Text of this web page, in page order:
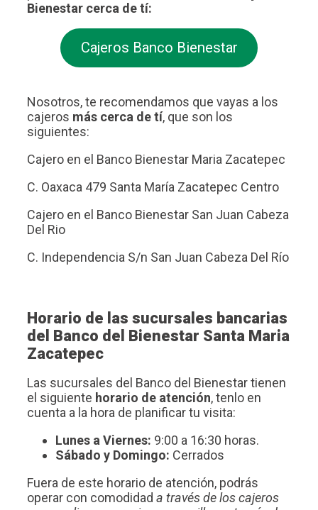
Bienestar cerca de tí:
Cajeros Banco Bienestar
Nosotros, te recomendamos que vayas a los
cajeros más cerca de tí, que son los
siguientes:
Cajero en el Banco Bienestar Maria Zacatepec
C. Oaxaca 479 Santa María Zacatepec Centro
Cajero en el Banco Bienestar San Juan Cabeza
Del Rio
C. Independencia S/n San Juan Cabeza Del Río
Horario de las sucursales bancarias
del Banco del Bienestar Santa Maria
Zacatepec
Las sucursales del Banco del Bienestar tienen
el siguiente horario de atención, tenlo en
cuenta a la hora de planificar tu visita:
Lunes a Viernes: 9:00 a 16:30 horas.
Sábado y Domingo: Cerrados
Fuera de este horario de atención, podrás
operar con comodidad a través de los cajeros